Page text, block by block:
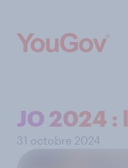
JO 2024 :
31 octobre 2024